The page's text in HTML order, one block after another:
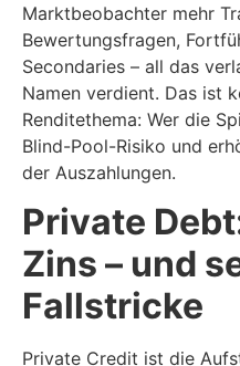
Marktbeobachter mehr
Bewertungsfragen,
Secondaries – all das
Namen verdient. Das ist
Renditethema: Wer die
Blind-Pool-Risiko und
der Auszahlungen.
Private
Zins – und
Fallstricke
Private Credit ist die